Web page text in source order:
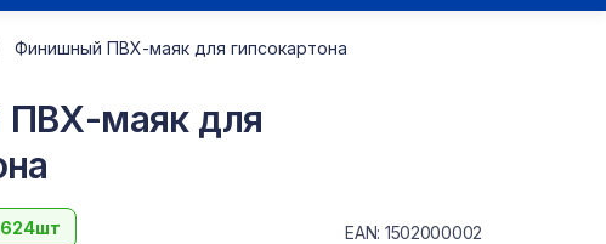
Финишный ПВХ-маяк для гипсокартона
маяк для
624шт
EAN: 1502000002